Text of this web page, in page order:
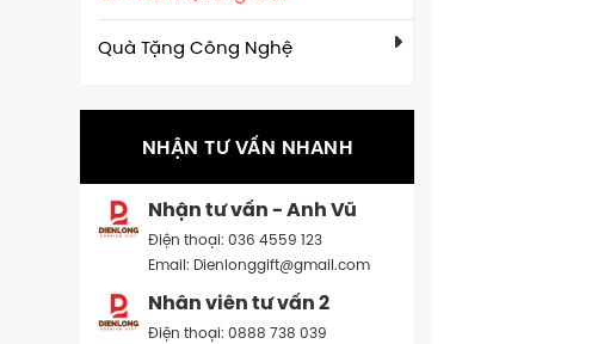
Quà Tặng Công Nghệ
NHẬN TƯ VẤN NHANH
Nhận tư vấn - Anh Vũ
Điện thoại: 036 4559 123
Email: Dienlonggift@gmail.com
Nhân viên tư vấn 2
Điện thoại: 0888 738 039